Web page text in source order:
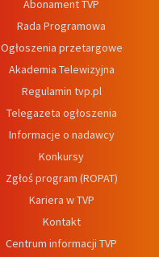
Abonament TVP
Rada Programowa
Ogłoszenia przetargowe
Akademia Telewizyjna
Regulamin tvp.pl
Telegazeta ogłoszenia
Informacje o nadawcy
Konkursy
Zgłoś program (ROPAT)
Kariera w TVP
Kontakt
Centrum informacji TVP